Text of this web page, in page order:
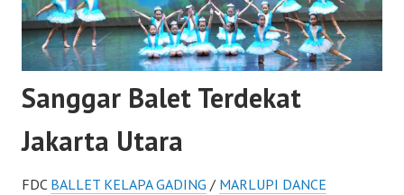
Sanggar Balet Terdekat
Jakarta Utara
FDC BALLET KELAPA GADING / MARLUPI DANCE